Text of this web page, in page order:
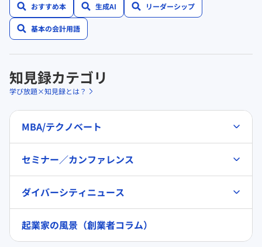
おすすめ本 生成AI リーダーシップ
基本の会計用語
知見録カテゴリ
学び放題×知見録とは？
MBA/テクノベート
セミナー／カンファレンス
ダイバーシティニュース
起業家の風景（創業者コラム）